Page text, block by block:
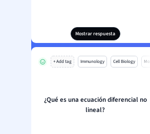
Mostrar respuesta
+ Add tag Immunology Cell Biology Mo
¿Qué es una ecuación diferencial no
lineal?